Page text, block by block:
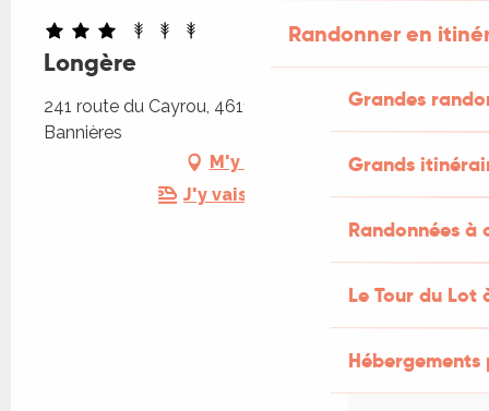
Randonner en
Grandes
Grands
Randonnées
Le Tour du Lot
Longère
241 route du Cayrou, 46110 Saint-Michel-de-
Bannières
M'y rendre
J'y vais en train !